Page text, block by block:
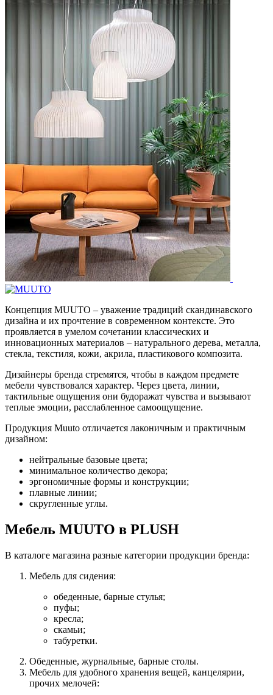
Концепция MUUTO – уважение традиций скандинавского
дизайна и их прочтение в современном контексте. Это
проявляется в умелом сочетании классических и
инновационных материалов – натурального дерева, металла,
стекла, текстиля, кожи, акрила, пластикового композита.
Дизайнеры бренда стремятся, чтобы в каждом предмете
мебели чувствовался характер. Через цвета, линии,
тактильные ощущения они будоражат чувства и вызывают
теплые эмоции, расслабленное самоощущение.
Продукция Muuto отличается лаконичным и практичным
дизайном:
нейтральные базовые цвета;
минимальное количество декора;
эргономичные формы и конструкции;
плавные линии;
скругленные углы.
Мебель MUUTO в PLUSH
В каталоге магазина разные категории продукции бренда:
Мебель для сидения:
обеденные, барные стулья;
пуфы;
кресла;
скамьи;
табуретки.
Обеденные, журнальные, барные столы.
Мебель для удобного хранения вещей, канцелярии,
прочих мелочей: